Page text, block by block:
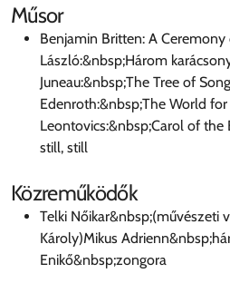
Műsor
Benjamin Britten: A
László:&nbsp;Három
Juneau:&nbsp;The Tree of
Edenroth:&nbsp;The World
Leontovics:&nbsp;Carol of the
still, still
Közreműködők
Telki Nőikar&nbsp;(művészeti
Károly)Mikus
Enikő&nbsp;zongora